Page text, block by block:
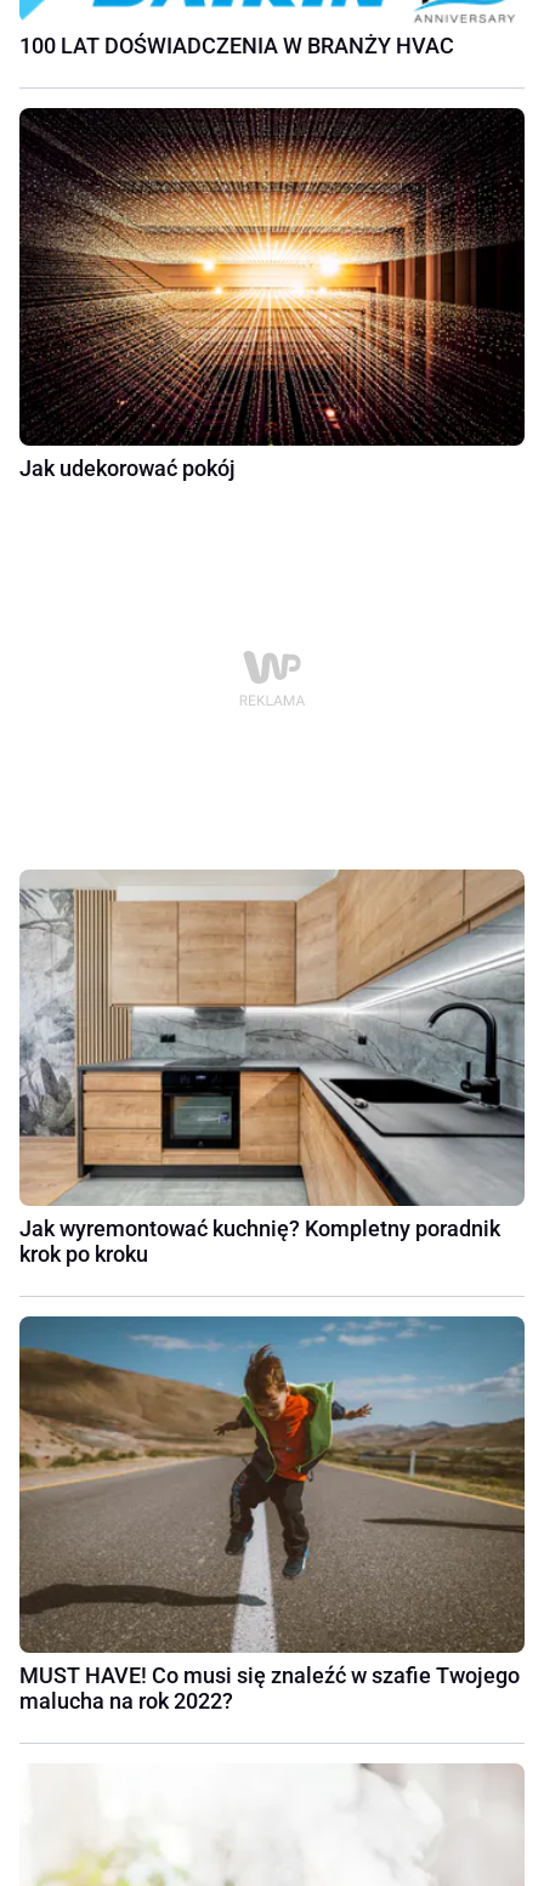
100 LAT DOŚWIADCZENIA W BRANŻY HVAC
Jak udekorować pokój
Jak wyremontować kuchnię? Kompletny poradnik
krok po kroku
MUST HAVE! Co musi się znaleźć w szafie Twojego
malucha na rok 2022?